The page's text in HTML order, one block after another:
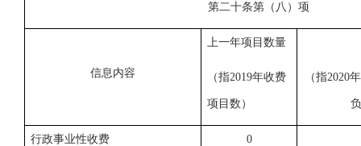
第二十条第（八）项
信息内容
上一年项目数量
（指2019年收费
项目数 ）
（指2020
行政事业性收费 0